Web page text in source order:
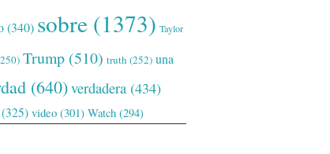
(340) sobre (1373) Taylor
Trump (510) truth (252) una
(640)verdadera (434)
(325) video (301) Watch (294)